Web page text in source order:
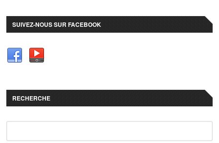
SUIVEZ-NOUS SUR FACEBOOK
RECHERCHE